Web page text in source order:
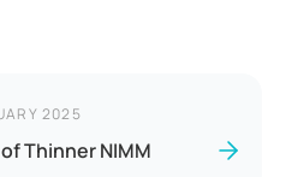
2025
Thinner NIMM